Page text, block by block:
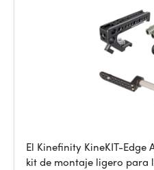
El Kinefinity KineKIT-Edge
kit de montaje ligero para